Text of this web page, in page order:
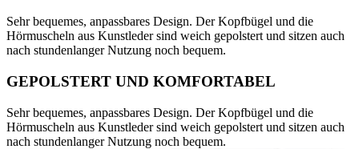
Sehr bequemes, anpassbares Design. Der Kopfbügel und die
Hörmuscheln aus Kunstleder sind weich gepolstert und sitzen auch
nach stundenlanger Nutzung noch bequem.
GEPOLSTERT UND KOMFORTABEL
Sehr bequemes, anpassbares Design. Der Kopfbügel und die
Hörmuscheln aus Kunstleder sind weich gepolstert und sitzen auch
nach stundenlanger Nutzung noch bequem.